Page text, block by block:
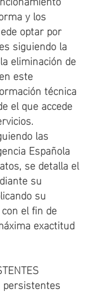
y los
optar por
siguiendo la
eliminación de
este
técnica
el que accede
las
Española
se detalla el
su
su
el fin de
exactitud
persistentes